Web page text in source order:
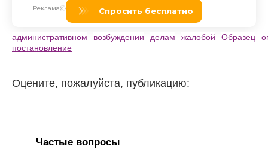
административном возбуждении делам жалобой Образец
постановление
Оцените, пожалуйста, публикацию:
Частые вопросы